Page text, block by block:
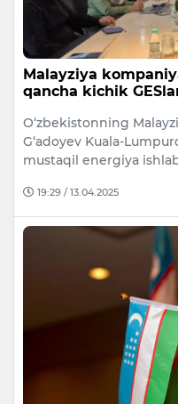
Malayziya
qancha kichik
O‘zbekistonning
G‘adoyev Kuala-
mustaqil energiya
19:29 / 13.04.2025